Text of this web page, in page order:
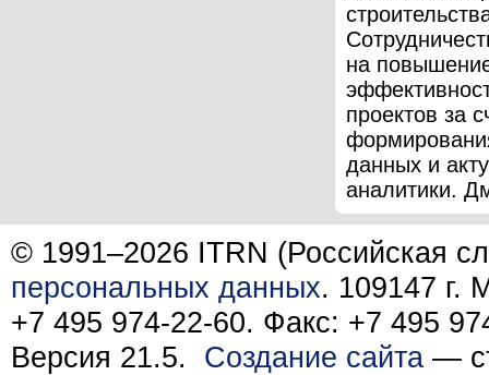
на
проектов за
данных и
аналитики.
© 1991–2026 ITRN (Российская
персональных данных. 109147 г.
+7 495 974-22-60. Факс: +7 495
Версия 21.5. Создание сайта —